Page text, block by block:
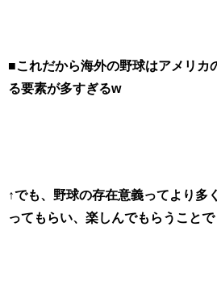
■これだから海外の野球はアメリカ
る要素が多すぎるw
↑でも、野球の存在意義ってより多
ってもらい、楽しんでもらうことで